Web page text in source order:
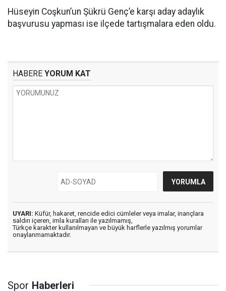
Hüseyin Coşkun’un Şükrü Genç’e karşı aday adaylık
başvurusu yapması ise ilçede tartışmalara eden oldu.
HABERE YORUM KAT
UYARI: Küfür, hakaret, rencide edici cümleler veya imalar, inançlara
saldırı içeren, imla kuralları ile yazılmamış,
Türkçe karakter kullanılmayan ve büyük harflerle yazılmış yorumlar
onaylanmamaktadır.
Spor Haberleri